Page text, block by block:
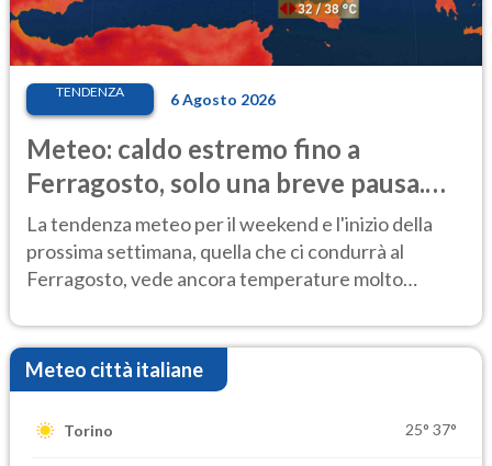
TENDENZA 6 Agosto 2026
Meteo: caldo estremo fino a
Ferragosto, solo una breve pausa.
Ecco dove
La tendenza meteo per il weekend e l'inizio della
prossima settimana, quella che ci condurrà al
Ferragosto, vede ancora temperature molto
Meteo città italiane
Torino 25° 37°